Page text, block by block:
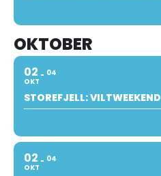
OKTOBER
02
OKT
04
STOREFJELL: VILTWEEKEND
02
OKT
04